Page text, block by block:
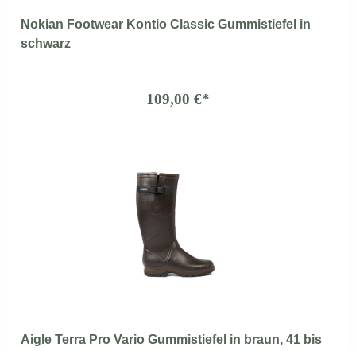
Nokian Footwear Kontio Classic Gummistiefel in
schwarz
109,00 €*
Aigle Terra Pro Vario Gummistiefel in braun, 41 bis